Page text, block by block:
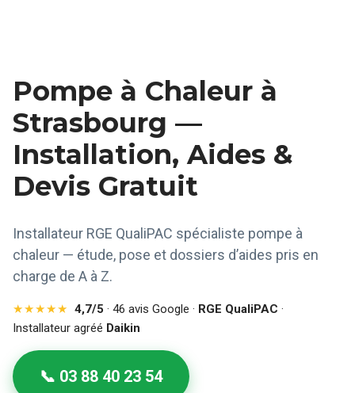
Pompe à Chaleur à
Strasbourg —
Installation, Aides &
Devis Gratuit
Installateur RGE QualiPAC spécialiste pompe à
chaleur — étude, pose et dossiers d’aides pris en
charge de A à Z.
★★★★★ 4,7/5 · 46 avis Google · RGE QualiPAC ·
Installateur agréé Daikin
📞 03 88 40 23 54